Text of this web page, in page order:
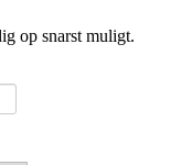
op snarst muligt.